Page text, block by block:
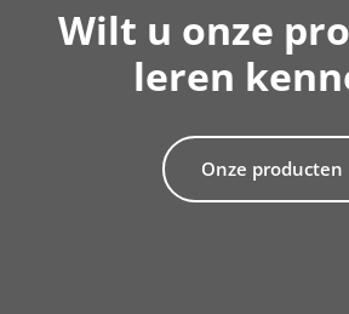
Wilt u onze
leren
Onze producten